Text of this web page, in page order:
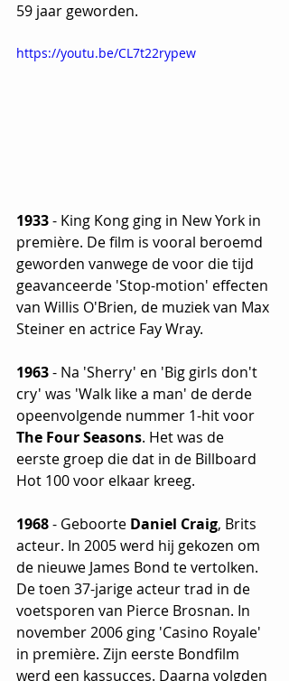
59 jaar geworden.
https://youtu.be/CL7t22rypew
1933 - King Kong ging in New York in
première. De film is vooral beroemd
geworden vanwege de voor die tijd
geavanceerde 'Stop-motion' effecten
van Willis O'Brien, de muziek van Max
Steiner en actrice Fay Wray.
1963 - Na 'Sherry' en 'Big girls don't
cry' was 'Walk like a man' de derde
opeenvolgende nummer 1-hit voor
The Four Seasons. Het was de
eerste groep die dat in de Billboard
Hot 100 voor elkaar kreeg.
1968 - Geboorte Daniel Craig, Brits
acteur. In 2005 werd hij gekozen om
de nieuwe James Bond te vertolken.
De toen 37-jarige acteur trad in de
voetsporen van Pierce Brosnan. In
november 2006 ging 'Casino Royale'
in première. Zijn eerste Bondfilm
werd een kassucces. Daarna volgden